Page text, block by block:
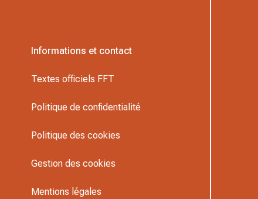
Informations et contact
Textes officiels FFT
Politique de confidentialité
Politique des cookies
Gestion des cookies
Mentions légales